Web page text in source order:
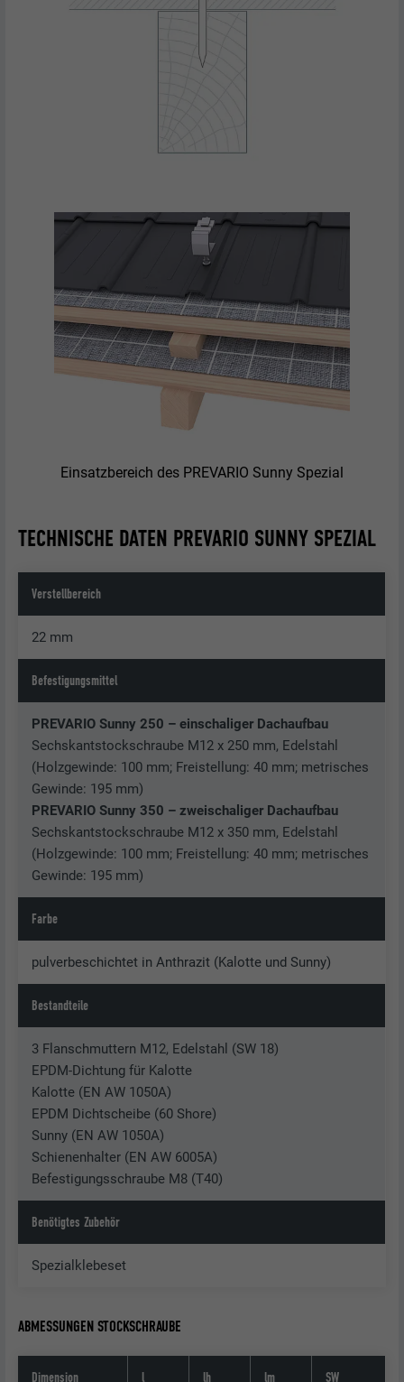
Einsatzbereich des PREVARIO Sunny Spezial
TECHNISCHE DATEN PREVARIO SUNNY SPEZIAL
Verstellbereich
22 mm
Befestigungsmittel
PREVARIO Sunny 250 – einschaliger Dachaufbau
Sechskantstockschraube M12 x 250 mm, Edelstahl
(Holzgewinde: 100 mm; Freistellung: 40 mm; metrisches
Gewinde: 195 mm)
PREVARIO Sunny 350 – zweischaliger Dachaufbau
Sechskantstockschraube M12 x 350 mm, Edelstahl
(Holzgewinde: 100 mm; Freistellung: 40 mm; metrisches
Gewinde: 195 mm)
Farbe
pulverbeschichtet in Anthrazit (Kalotte und Sunny)
Bestandteile
3 Flanschmuttern M12, Edelstahl (SW 18)
EPDM-Dichtung für Kalotte
Kalotte (EN AW 1050A)
EPDM Dichtscheibe (60 Shore)
Sunny (EN AW 1050A)
Schienenhalter (EN AW 6005A)
Befestigungsschraube M8 (T40)
Benötigtes Zubehör
Spezialklebeset
ABMESSUNGEN STOCKSCHRAUBE
Dimension l lh lm SW